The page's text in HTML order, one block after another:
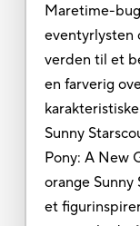
Maretime-
eventyrlysten
verden til et
en farverig
Sunny
Pony: A New
orange
et